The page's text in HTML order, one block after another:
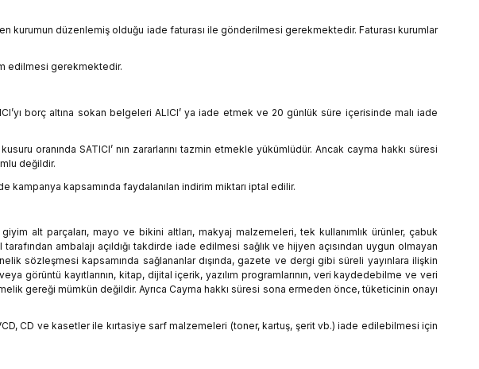
kurumun düzenlemiş olduğu iade faturası ile gönderilmesi gerekmektedir. Faturası kurumlar
edilmesi gerekmektedir.
borç altına sokan belgeleri ALICI’ ya iade etmek ve 20 günlük süre içerisinde malı iade
oranında SATICI’ nın zararlarını tazmin etmekle yükümlüdür. Ancak cayma hakkı süresi
değildir.
kampanya kapsamında faydalanılan indirim miktarı iptal edilir.
alt parçaları, mayo ve bikini altları, makyaj malzemeleri, tek kullanımlık ürünler, çabuk
ambalajı açıldığı takdirde iade edilmesi sağlık ve hijyen açısından uygun olmayan
sözleşmesi kapsamında sağlananlar dışında, gazete ve dergi gibi süreli yayınlara ilişkin
görüntü kayıtlarının, kitap, dijital içerik, yazılım programlarının, veri kaydedebilme ve veri
gereği mümkün değildir. Ayrıca Cayma hakkı süresi sona ermeden önce, tüketicinin onayı
CD ve kasetler ile kırtasiye sarf malzemeleri (toner, kartuş, şerit vb.) iade edilebilmesi için